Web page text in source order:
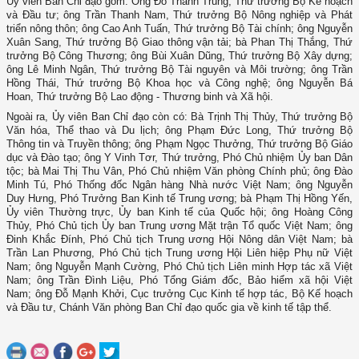
và Đầu tư; ông Trần Thanh Nam, Thứ trưởng Bộ Nông nghiệp và Phát
triển nông thôn; ông Cao Anh Tuấn, Thứ trưởng Bộ Tài chính; ông Nguyễn
Xuân Sang, Thứ trưởng Bộ Giao thông vận tải; bà Phan Thị Thắng, Thứ
trưởng Bộ Công Thương; ông Bùi Xuân Dũng, Thứ trưởng Bộ Xây dựng;
ông Lê Minh Ngân, Thứ trưởng Bộ Tài nguyên và Môi trường; ông Trần
Hồng Thái, Thứ trưởng Bộ Khoa học và Công nghệ; ông Nguyễn Bá
Hoan, Thứ trưởng Bộ Lao động - Thương binh và Xã hội.
Ngoài ra, Ủy viên Ban Chỉ đạo còn có: Bà Trịnh Thị Thủy, Thứ trưởng Bộ
Văn hóa, Thể thao và Du lịch; ông Phạm Đức Long, Thứ trưởng Bộ
Thông tin và Truyền thông; ông Phạm Ngọc Thưởng, Thứ trưởng Bộ Giáo
dục và Đào tạo; ông Y Vinh Tơr, Thứ trưởng, Phó Chủ nhiệm Ủy ban Dân
tộc; bà Mai Thị Thu Vân, Phó Chủ nhiệm Văn phòng Chính phủ; ông Đào
Minh Tú, Phó Thống đốc Ngân hàng Nhà nước Việt Nam; ông Nguyễn
Duy Hưng, Phó Trưởng Ban Kinh tế Trung ương; bà Phạm Thị Hồng Yến,
Ủy viên Thường trực, Ủy ban Kinh tế của Quốc hội; ông Hoàng Công
Thủy, Phó Chủ tịch Ủy ban Trung ương Mặt trận Tổ quốc Việt Nam; ông
Đinh Khắc Đính, Phó Chủ tịch Trung ương Hội Nông dân Việt Nam; bà
Trần Lan Phương, Phó Chủ tịch Trung ương Hội Liên hiệp Phụ nữ Việt
Nam; ông Nguyễn Mạnh Cường, Phó Chủ tịch Liên minh Hợp tác xã Việt
Nam; ông Trần Đình Liệu, Phó Tổng Giám đốc, Bảo hiểm xã hội Việt
Nam; ông Đỗ Mạnh Khởi, Cục trưởng Cục Kinh tế hợp tác, Bộ Kế hoạch
và Đầu tư, Chánh Văn phòng Ban Chỉ đạo quốc gia về kinh tế tập thể.